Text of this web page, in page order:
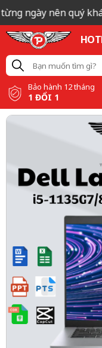
ngày nên quý
Bảo hành 12 tháng
1 ĐỔI 1